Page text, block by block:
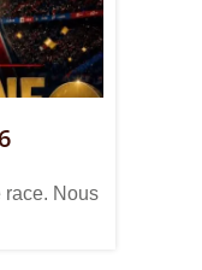
race. Nous